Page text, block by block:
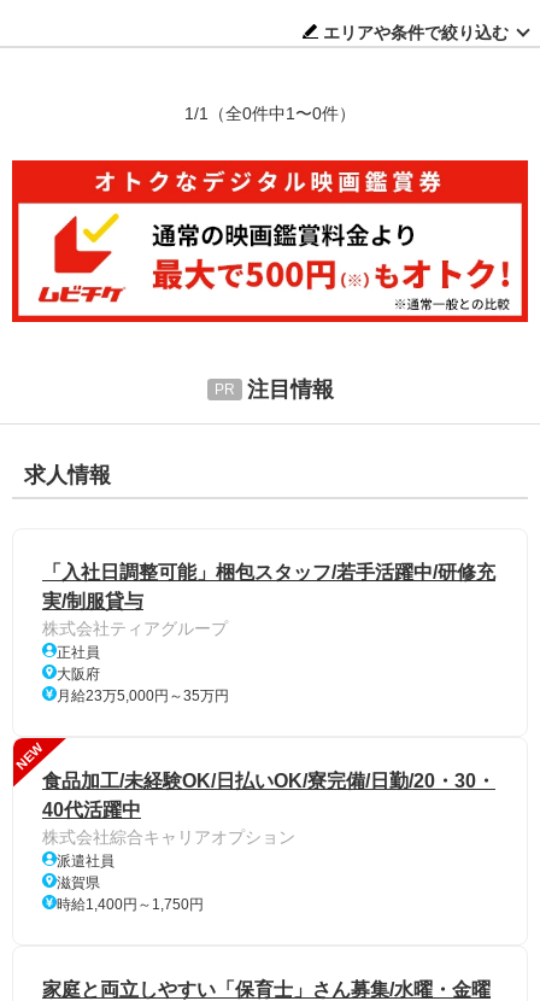
エリアや条件で絞り込む
1/1 （全0件中1〜0件）
注目情報
求人情報
「入社日調整可能」梱包スタッフ/若手活躍中/研修充
実/制服貸与
株式会社ティアグループ
正社員
大阪府
月給23万5,000円～35万円
NEW
食品加工/未経験OK/日払いOK/寮完備/日勤/20・30・
40代活躍中
株式会社綜合キャリアオプション
派遣社員
滋賀県
時給1,400円～1,750円
家庭と両立しやすい「保育士」さん募集/水曜・金曜